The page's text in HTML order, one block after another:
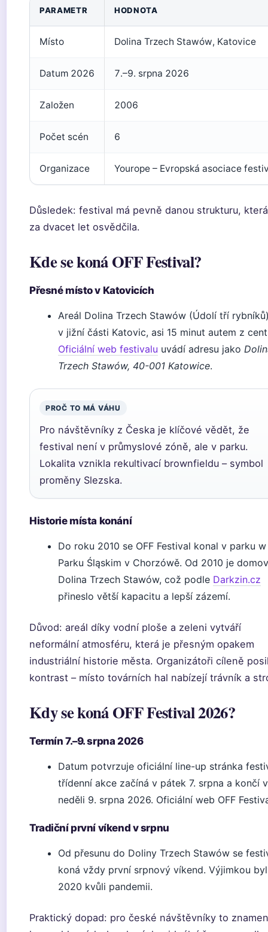
PARAMETR HODNOTA
Místo Dolina Trzech Stawów, Katovice
Datum 2026 7.–9. srpna 2026
Založen 2006
Počet scén 6
Organizace Yourope – Evropská asociace
Důsledek: festival má pevně danou strukturu,
za dvacet let osvědčila.
Kde se koná OFF Festival?
Přesné místo v Katovicích
Areál Dolina Trzech Stawów (Údolí tří
v jižní části Katovic, asi 15 minut autem z
Oficiální web festivalu uvádí adresu jako
Trzech Stawów, 40-001 Katowice.
PROČ TO MÁ VÁHU
Pro návštěvníky z Česka je klíčové vědět, že
festival není v průmyslové zóně, ale v parku.
Lokalita vznikla rekultivací brownfieldu – symbol
proměny Slezska.
Historie místa konání
Do roku 2010 se OFF Festival konal v parku w
Parku Śląskim v Chorzówě. Od 2010 je
Dolina Trzech Stawów, což podle Darkzin.cz
přineslo větší kapacitu a lepší zázemí.
Důvod: areál díky vodní ploše a zeleni vytváří
neformální atmosféru, která je přesným opakem
industriální historie města. Organizátoři cíleně
kontrast – místo továrních hal nabízejí trávník a
Kdy se koná OFF Festival 2026?
Termín 7.–9. srpna 2026
Datum potvrzuje oficiální line-up stránka
třídenní akce začíná v pátek 7. srpna a končí v
neděli 9. srpna 2026. Oficiální web OFF
Tradiční první víkend v srpnu
Od přesunu do Doliny Trzech Stawów se
koná vždy první srpnový víkend. Výjimkou
2020 kvůli pandemii.
Praktický dopad: pro české návštěvníky to